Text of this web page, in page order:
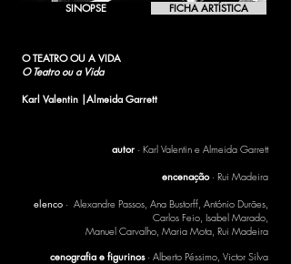
SINOPSE FICHA ARTÍSTICA
O TEATRO OU A VIDA
O Teatro ou a Vida
Karl Valentin |Almeida Garrett
autor · Karl Valentin e Almeida Garrett
encenação· Rui Madeira
elenco · Alexandre Passos, Ana Bustorff, António Durães,
Carlos Feio, Isabel Marado,
Manuel Carvalho, Maria Mota, Rui Madeira
cenografia e figurinos· Alberto Péssimo, Victor Silva